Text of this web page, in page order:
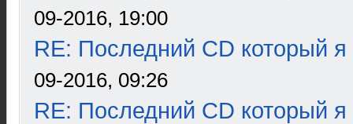
09-2016, 19:00
RE: Последний CD который я
09-2016, 09:26
RE: Последний CD который я